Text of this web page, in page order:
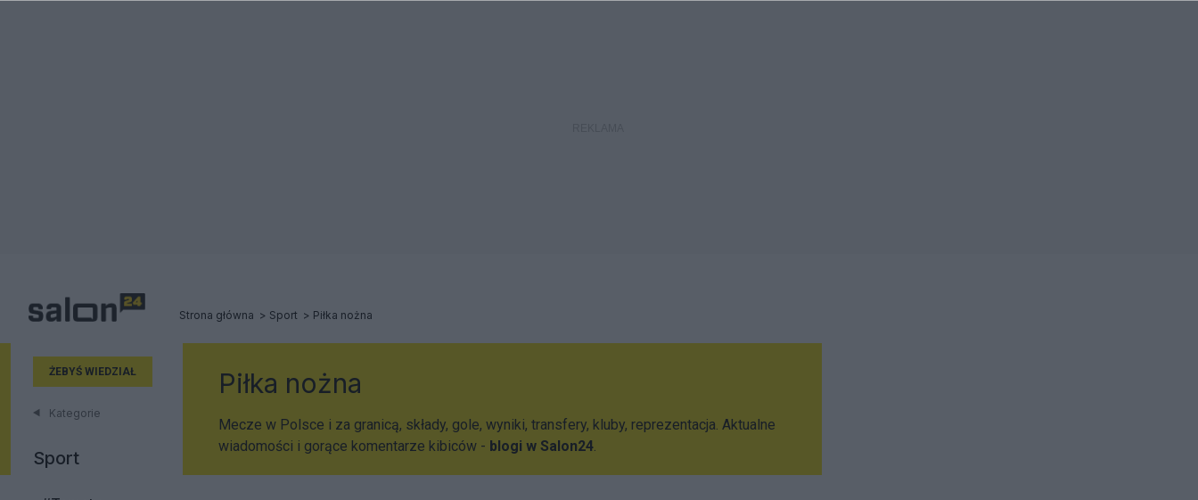
Strona główna Sport Piłka nożna
ŻEBYŚ WIEDZIAŁ
Kategorie
Sport
Piłka nożna
Mecze w Polsce i za granicą, składy, gole, wyniki, transfery, kluby, reprezentacja. Aktualne
wiadomości i gorące komentarze kibiców - blogi w Salon24.